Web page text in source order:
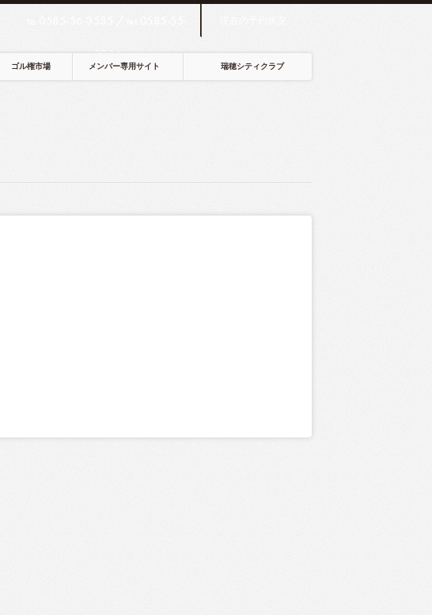
2234
ゴル権市場 メンバー専用サイト 瑞穂シティクラブ